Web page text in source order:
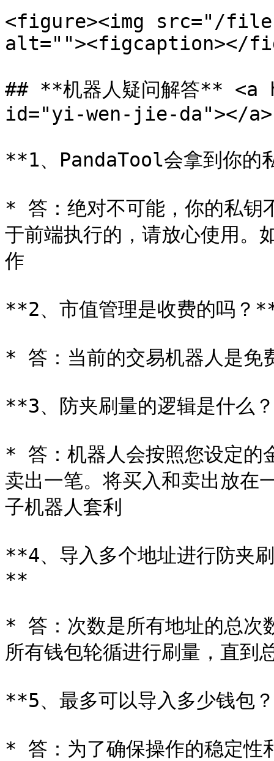
<figure><img src="/
alt=""><figcaption></
## **机器人疑问解答**
id="yi-wen-jie-da"></a>
**1、PandaTool会拿到你的
* 答：绝对不可能，你的私钥
于前端执行的，请放心使用。
作
**2、市值管理是收费的吗？
* 答：当前的交易机器人是免
**3、防夹刷量的逻辑是什么
* 答：机器人会按照您设定的
卖出一笔。将买入和卖出放在
子机器人套利
**4、导入多个地址进行防夹
**
* 答：次数是所有地址的总次
所有钱包轮循进行刷量，直到
**5、最多可以导入多少钱包
* 答：为了确保操作的稳定性